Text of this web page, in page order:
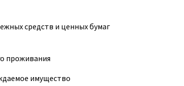
средств и ценных бумаг
проживания
имущество